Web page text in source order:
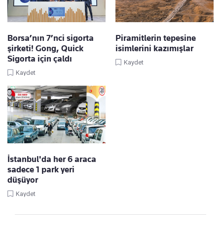
Borsa’nın 7’nci sigorta
şirketi! Gong, Quick
Sigorta için çaldı
Kaydet
Piramitlerin tepesine
isimlerini kazımışlar
Kaydet
İstanbul'da her 6 araca
sadece 1 park yeri
düşüyor
Kaydet